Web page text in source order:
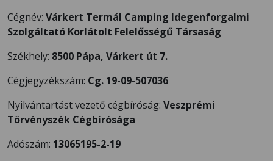
Cégnév: Várkert Termál Camping Idegenforgalmi
Szolgáltató Korlátolt Felelősségű Társaság
Székhely: 8500 Pápa, Várkert út 7.
Cégjegyzékszám: Cg. 19-09-507036
Nyilvántartást vezető cégbíróság: Veszprémi
Törvényszék Cégbírósága
Adószám: 13065195-2-19